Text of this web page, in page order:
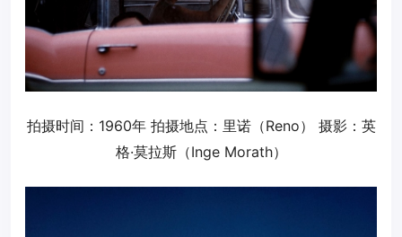
拍摄时间：1960年 拍摄地点：里诺（Reno） 摄影：英
格·莫拉斯（Inge Morath）